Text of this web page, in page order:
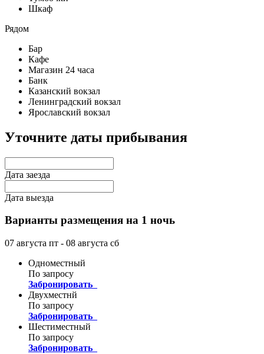
Шкаф
Рядом
Бар
Кафе
Магазин 24 часа
Банк
Казанский вокзал
Ленинградский вокзал
Ярославский вокзал
Уточните даты прибывания
Дата заезда
Дата выезда
Варианты размещения на 1 ночь
07 августа пт - 08 августа сб
Одноместный
По запросу
Забронировать
Двухместнй
По запросу
Забронировать
Шестиместный
По запросу
Забронировать